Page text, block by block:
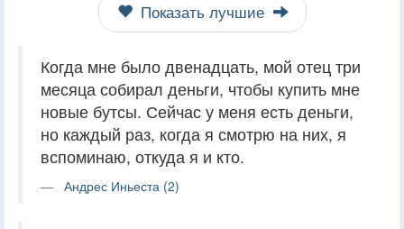
Показать лучшие
Когда мне было двенадцать, мой отец три
месяца собирал деньги, чтобы купить мне
новые бутсы. Сейчас у меня есть деньги,
но каждый раз, когда я смотрю на них, я
вспоминаю, откуда я и кто.
Андрес Иньеста (2)